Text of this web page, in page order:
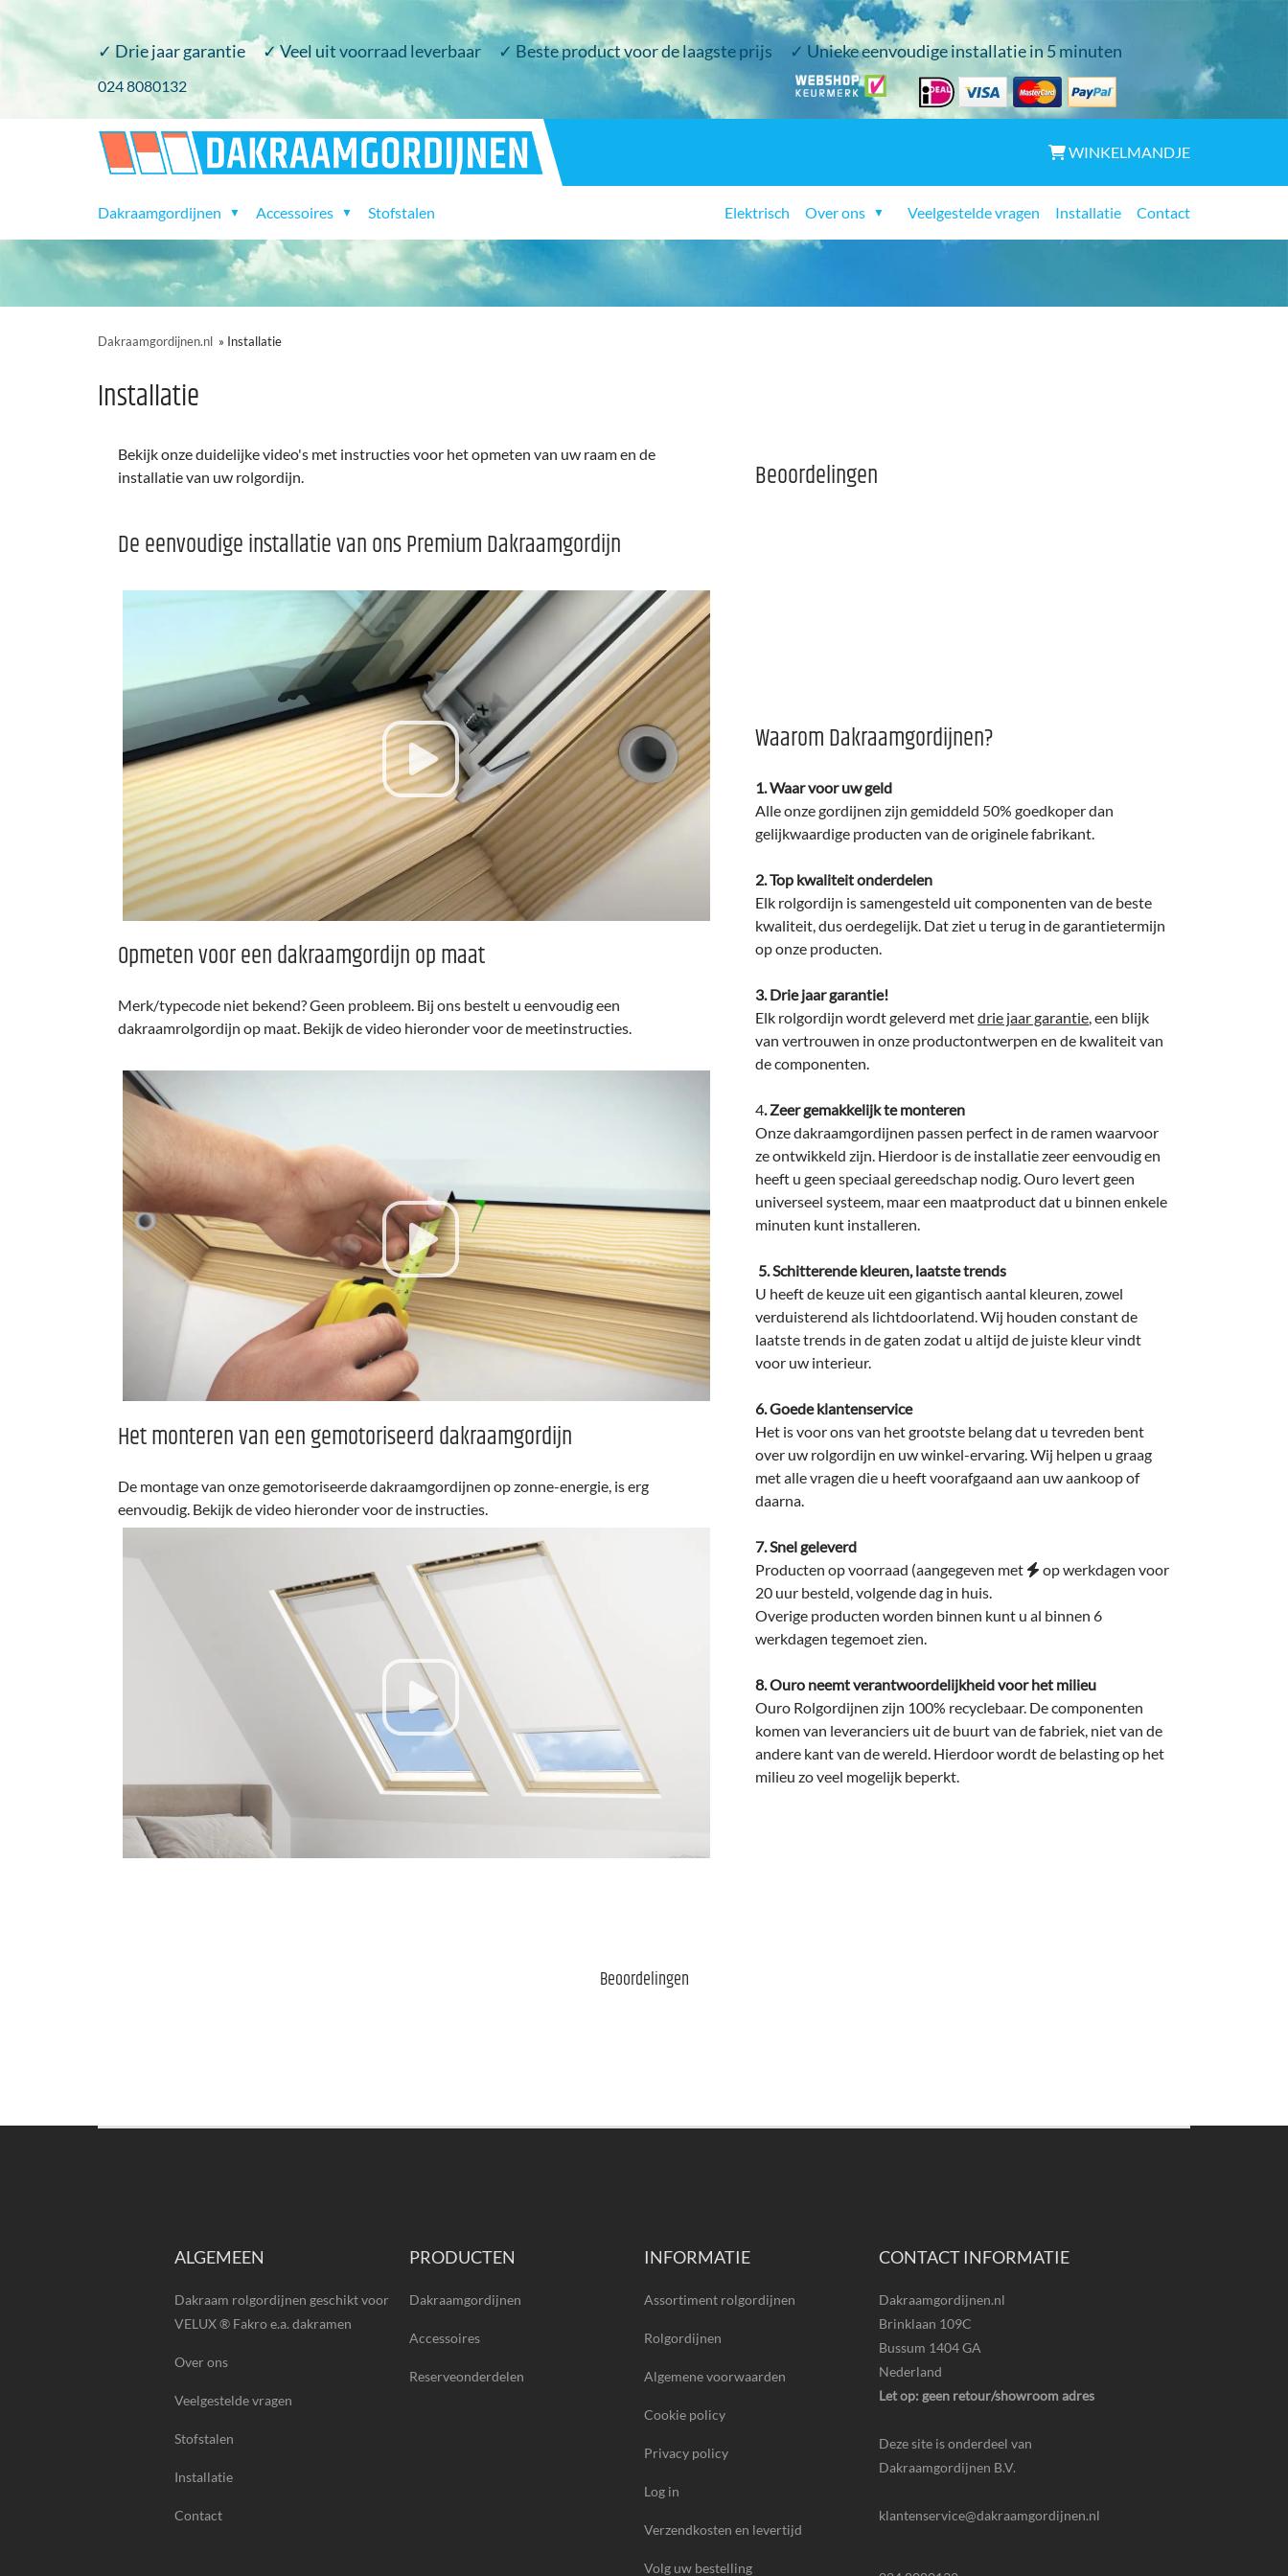
✓ Drie jaar garantie ✓ Veel uit voorraad leverbaar ✓ Beste product voor de laagste prijs ✓ Unieke eenvoudige installatie in 5 minuten
​024 8080132
WINKELMANDJE
Dakraamgordijnen ▼ Accessoires ▼ Stofstalen Elektrisch Over ons ▼ Veelgestelde vragen Installatie Contact
Dakraamgordijnen.nl » Installatie
Installatie
Bekijk onze duidelijke video's met instructies voor het opmeten van uw raam en de
installatie van uw rolgordijn.
De eenvoudige installatie van ons Premium Dakraamgordijn
Opmeten voor een dakraamgordijn op maat
Merk/typecode niet bekend? Geen probleem. Bij ons bestelt u eenvoudig een
dakraamrolgordijn op maat. Bekijk de video hieronder voor de meetinstructies.
Het monteren van een gemotoriseerd dakraamgordijn
De montage van onze gemotoriseerde dakraamgordijnen op zonne-energie, is erg
eenvoudig. Bekijk de video hieronder voor de instructies.
Beoordelingen
Waarom Dakraamgordijnen?
1. Waar voor uw geld
Alle onze gordijnen zijn gemiddeld 50% goedkoper dan
gelijkwaardige producten van de originele fabrikant.
2. Top kwaliteit onderdelen
Elk rolgordijn is samengesteld uit componenten van de beste
kwaliteit, dus oerdegelijk. Dat ziet u terug in de garantietermijn
op onze producten.
3. Drie jaar garantie!
Elk rolgordijn wordt geleverd metdrie jaar garantie, een blijk
van vertrouwen in onze productontwerpen en de kwaliteit van
de componenten.
4. Zeer gemakkelijk te monteren
Onze dakraamgordijnen passen perfect in de ramen waarvoor
ze ontwikkeld zijn. Hierdoor is de installatie zeer eenvoudig en
heeft u geen speciaal gereedschap nodig. Ouro levert geen
universeel systeem, maar een maatproduct dat u binnen enkele
minuten kunt installeren.
5. Schitterende kleuren, laatste trends
U heeft de keuze uit een gigantisch aantal kleuren, zowel
verduisterend als lichtdoorlatend. Wij houden constant de
laatste trends in de gaten zodat u altijd de juiste kleur vindt
voor uw interieur.
6. Goede klantenservice
Het is voor ons van het grootste belang dat u tevreden bent
over uw rolgordijn en uw winkel-ervaring. Wij helpen u graag
met alle vragen die u heeft voorafgaand aan uw aankoop of
daarna.
7. Snel geleverd
Producten op voorraad (aangegeven met
op werkdagen voor
20 uur besteld, volgende dag in huis.
Overige producten worden binnen kunt u al binnen 6
werkdagen tegemoet zien.
8. Ouro neemt verantwoordelijkheid voor het milieu
Ouro Rolgordijnen zijn 100% recyclebaar. De componenten
komen van leveranciers uit de buurt van de fabriek, niet van de
andere kant van de wereld. Hierdoor wordt de belasting op het
milieu zo veel mogelijk beperkt.
Beoordelingen
ALGEMEEN
Dakraam rolgordijnen geschikt voor
VELUX ® Fakro e.a. dakramen
Over ons
Veelgestelde vragen
Stofstalen
Installatie
Contact
PRODUCTEN
Dakraamgordijnen
Accessoires
Reserveonderdelen
INFORMATIE
Assortiment rolgordijnen
Rolgordijnen
Algemene voorwaarden
Cookie policy
Privacy policy
Log in
Verzendkosten en levertijd
Volg uw bestelling
CONTACT INFORMATIE
Dakraamgordijnen.nl
Brinklaan 109C
Bussum 1404 GA
Nederland
Let op: geen retour/showroom adres
Deze site is onderdeel van
Dakraamgordijnen B.V.
klantenservice@dakraamgordijnen.nl